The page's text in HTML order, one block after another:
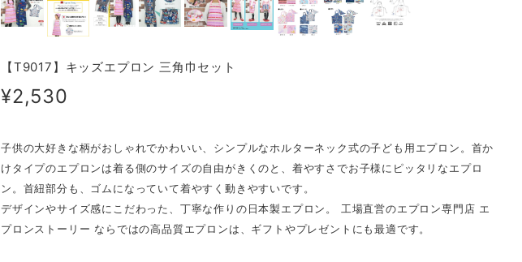
【T9017】キッズエプロン 三角巾セット
¥2,530
子供の大好きな柄がおしゃれでかわいい、シンプルなホルターネック式の子ども用エプロン。首か
けタイプのエプロンは着る側のサイズの自由がきくのと、着やすさでお子様にピッタリなエプロ
ン。首紐部分も、ゴムになっていて着やすく動きやすいです。
デザインやサイズ感にこだわった、丁寧な作りの日本製エプロン。 工場直営のエプロン専門店 エ
プロンストーリー ならではの高品質エプロンは、ギフトやプレゼントにも最適です。